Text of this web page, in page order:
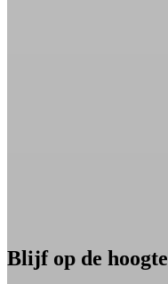
Blijf op de hoogte